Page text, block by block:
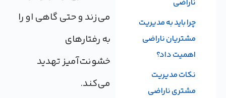
می‌زند و حتی گاهی او را
به رفتارهای
خشونت‌آمیز تهدید
می‌کند.
ناراضی
چرا باید به مدیریت
مشتریان ناراضی
اهمیت داد؟
نکات مدیریت
مشتری ناراضی